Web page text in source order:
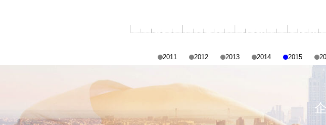
2011 2012 2013 2014 2015